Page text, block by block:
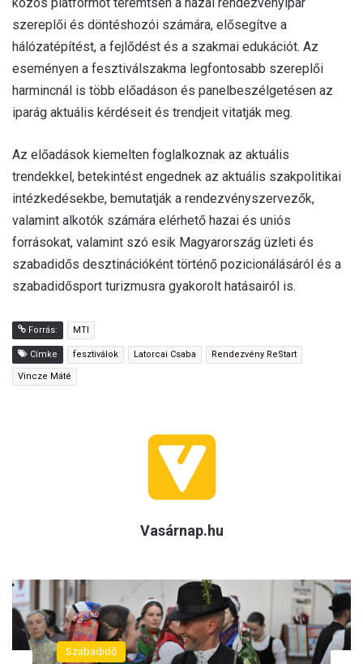
szereplői és döntéshozói számára, elősegítve a
hálózatépítést, a fejlődést és a szakmai edukációt. Az
eseményen a fesztiválszakma legfontosabb szereplői
harmincnál is több előadáson és panelbeszélgetésen az
iparág aktuális kérdéseit és trendjeit vitatják meg.
Az előadások kiemelten foglalkoznak az aktuális
trendekkel, betekintést engednek az aktuális szakpolitikai
intézkedésekbe, bemutatják a rendezvényszervezők,
valamint alkotók számára elérhető hazai és uniós
forrásokat, valamint szó esik Magyarország üzleti és
szabadidős desztinációként történő pozicionálásáról és a
szabadidősport turizmusra gyakorolt hatásairól is.
Forrás: MTI
Címke fesztiválok Latorcai Csaba Rendezvény ReStart
Vincze Máté
Vasárnap.hu
Szabadidő